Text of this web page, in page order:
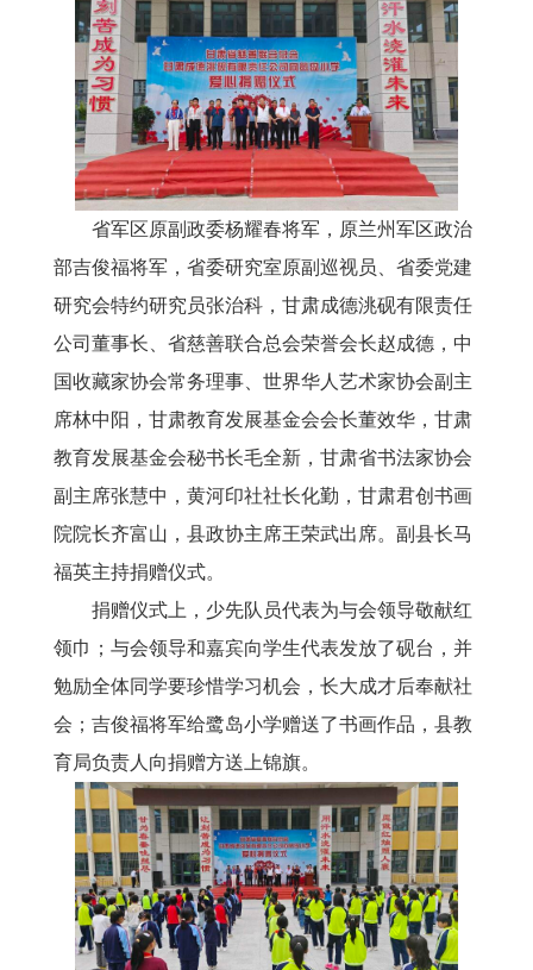
省军区原副政委杨耀春将军，原兰州军区政治
部吉俊福将军，省委研究室原副巡视员、省委党建
研究会特约研究员张治科，甘肃成德洮砚有限责任
公司董事长、省慈善联合总会荣誉会长赵成德，中
国收藏家协会常务理事、世界华人艺术家协会副主
席林中阳，甘肃教育发展基金会会长董效华，甘肃
教育发展基金会秘书长毛全新，甘肃省书法家协会
副主席张慧中，黄河印社社长化勤，甘肃君创书画
院院长齐富山，县政协主席王荣武出席。副县长马
福英主持捐赠仪式。
捐赠仪式上，少先队员代表为与会领导敬献红
领巾；与会领导和嘉宾向学生代表发放了砚台，并
勉励全体同学要珍惜学习机会，长大成才后奉献社
会；吉俊福将军给鹭岛小学赠送了书画作品，县教
育局负责人向捐赠方送上锦旗。